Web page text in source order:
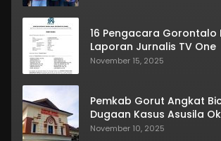
16 Pengacara Gorontalo
Laporan Jurnalis TV One
November 15, 2025
Pemkab Gorut Angkat
Dugaan Kasus Asusila
November 10, 2025